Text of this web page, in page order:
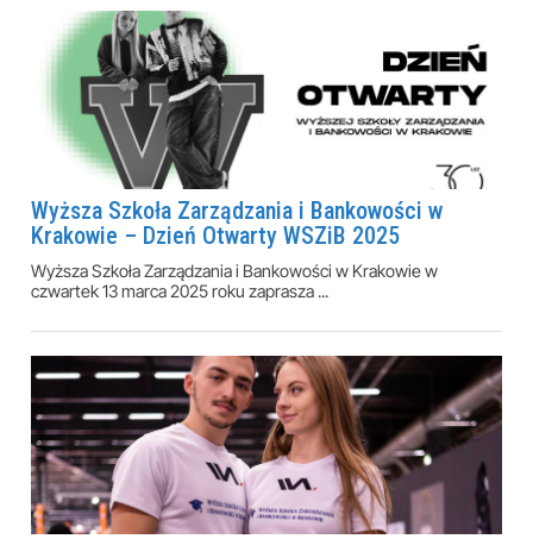
Wyższa Szkoła Zarządzania i Bankowości w
Krakowie – Dzień Otwarty WSZiB 2025
Wyższa Szkoła Zarządzania i Bankowości w Krakowie w
czwartek 13 marca 2025 roku zaprasza ...